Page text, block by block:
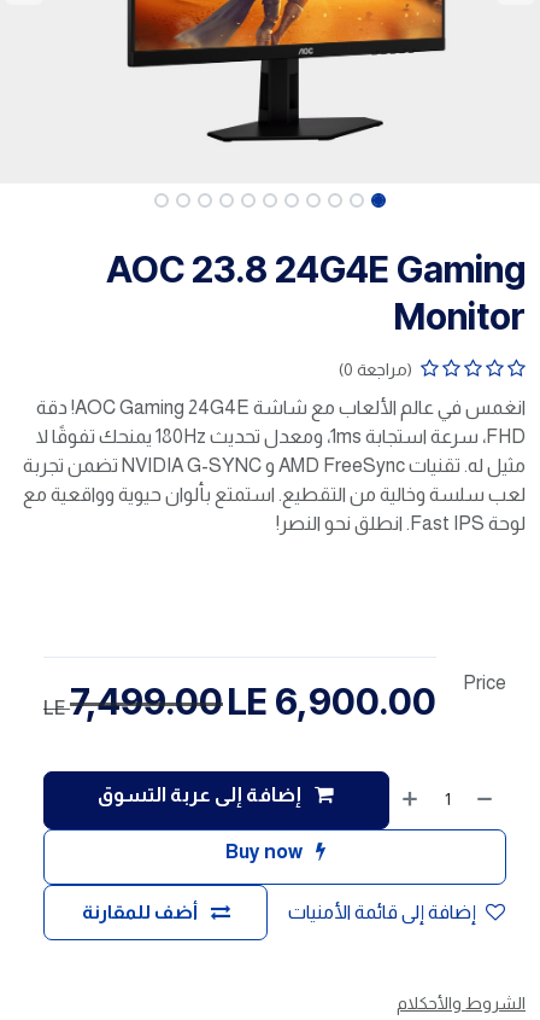
AOC 23.8 24G4E Gaming
Monitor
(مراجعة 0)
انغمس في عالم الألعاب مع شاشة AOC Gaming 24G4E! دقة
FHD، سرعة استجابة 1ms، ومعدل تحديث 180Hz يمنحك تفوقًا لا
مثيل له. تقنيات AMD FreeSync و NVIDIA G-SYNC تضمن تجربة
لعب سلسة وخالية من التقطيع. استمتع بألوان حيوية وواقعية مع
لوحة Fast IPS. انطلق نحو النصر!
إضافة إلى عربة التسوق
Buy now
أضف للمقارنة إضافة إلى قائمة الأمنيات
Price
6,900.00
7,499.00
LE
الشروط والأحكلام